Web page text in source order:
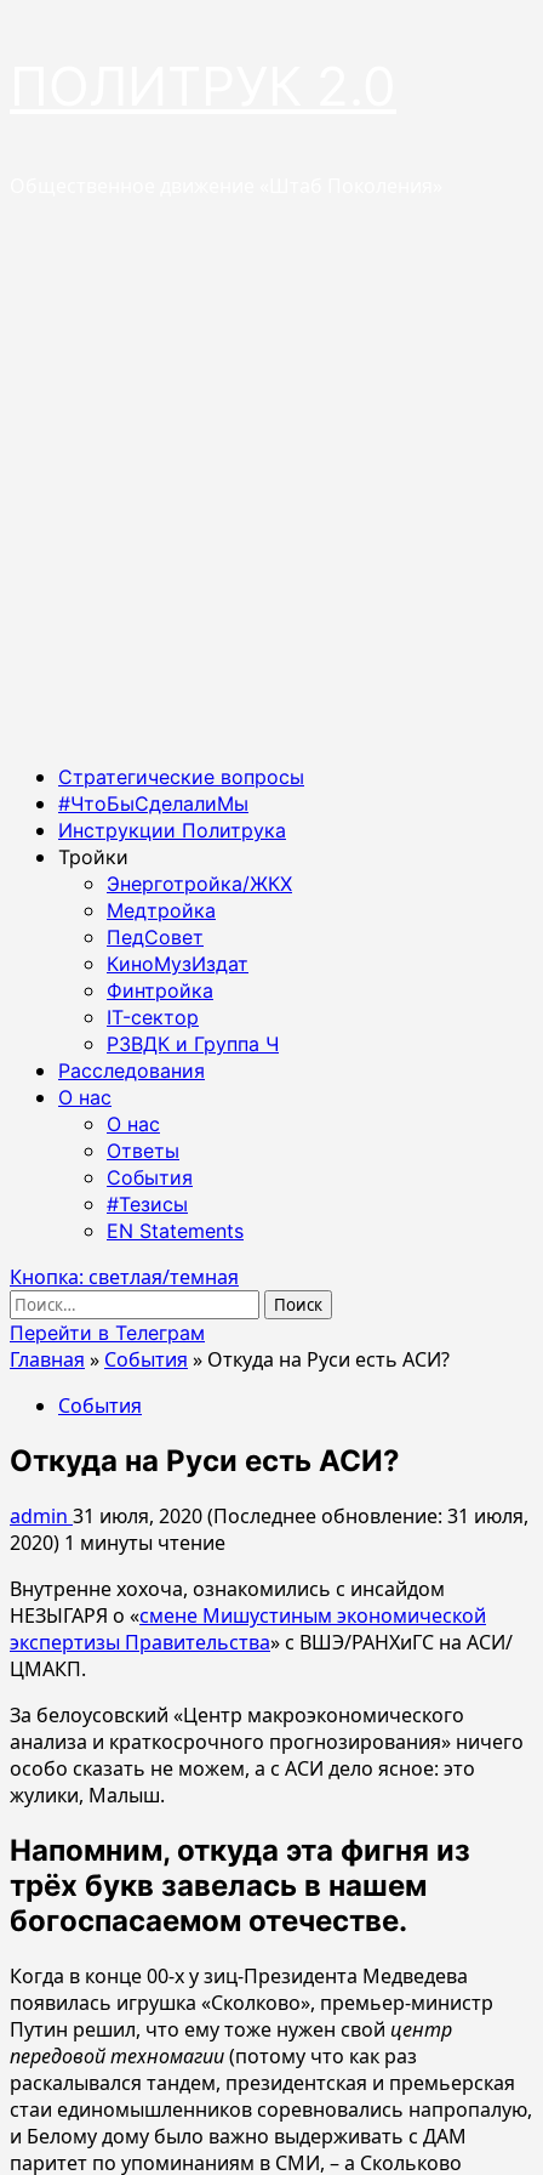
Основное
меню
Стратегические вопросы
#ЧтоБыСделалиМы
Инструкции Политрука
Тройки
Энерготройка/ЖКХ
Медтройка
ПедСовет
КиноМузИздат
Финтройка
IT-сектор
РЗВДК и Группа Ч
Расследования
О нас
О нас
Ответы
События
#Тезисы
EN Statements
Кнопка: светлая/темная
Найти:
Перейти в Телеграм
Главная » События » Откуда на Руси есть АСИ?
События
Откуда на Руси есть АСИ?
admin 31 июля, 2020 (Последнее обновление: 31 июля,
2020) 1 минуты чтение
Внутренне хохоча, ознакомились с инсайдом
НЕЗЫГАРЯ о «смене Мишустиным экономической
экспертизы Правительства» с ВШЭ/РАНХиГС на АСИ/
ЦМАКП.
За белоусовский «Центр макроэкономического
анализа и краткосрочного прогнозирования» ничего
особо сказать не можем, а с АСИ дело ясное: это
жулики, Малыш.
Напомним, откуда эта фигня из
трёх букв завелась в нашем
богоспасаемом отечестве.
Когда в конце 00-х у зиц-Президента Медведева
появилась игрушка «Сколково», премьер-министр
Путин решил, что ему тоже нужен свой центр
передовой техномагии(потому что как раз
раскалывался тандем, президентская и премьерская
стаи единомышленников соревновались напропалую,
и Белому дому было важно выдерживать с ДАМ
паритет по упоминаниям в СМИ, – а Скольково